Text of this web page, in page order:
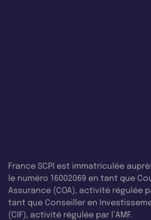
France SCPI est immatriculée
le numéro 16002069 en tant que
Assurance (COA), activité régulée
tant que Conseiller en
(CIF), activité régulée par l’AMF.